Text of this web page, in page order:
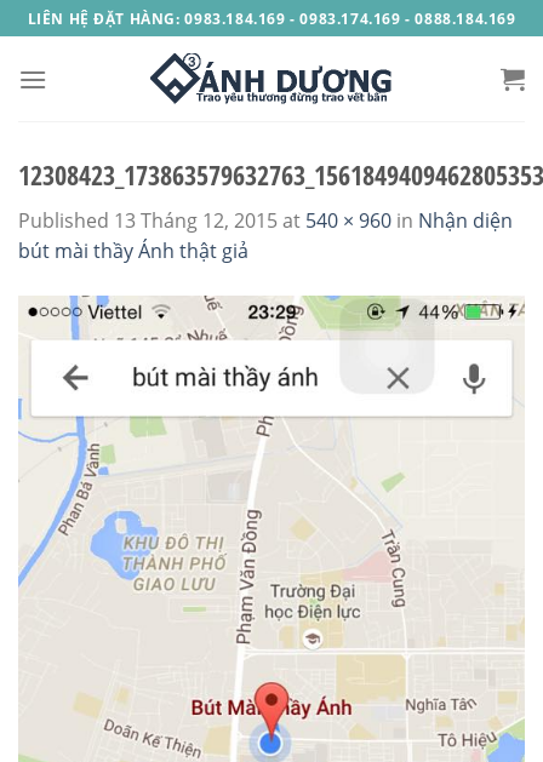
Skip
to
content
LIÊN HỆ ĐẶT HÀNG: 0983.184.169 - 0983.174.169 - 0888.184.169
Published 13 Tháng 12, 2015at 540 × 960 in Nhận diện
bút mài thầy Ánh thật giả